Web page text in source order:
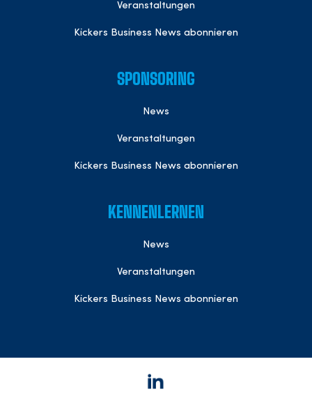
Veranstaltungen
Kickers Business News abonnieren
SPONSORING
News
Veranstaltungen
Kickers Business News abonnieren
KENNENLERNEN
News
Veranstaltungen
Kickers Business News abonnieren